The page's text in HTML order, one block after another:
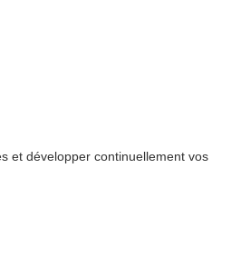
et développer continuellement vos